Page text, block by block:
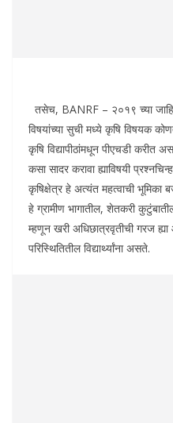
तसेच, BANRF – २०१९ च्या
विषयांच्या सुची मध्ये कृषि विषयक
कृषि विद्यापीठांमधून पीएचडी करीत
कसा सादर करावा ह्याविषयी
कृषिक्षेत्र हे अत्यंत महत्वाची भूमिका
हे ग्रामीण भागातील, शेतकरी
म्हणून खरी अधिछात्रवृतीची गरज
परिस्थितितील विद्यार्थ्यांना असते.